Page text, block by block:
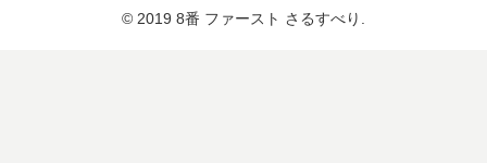
© 2019 8番 ファースト さるすべり.